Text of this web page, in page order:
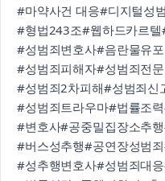
#마약사건 대응#디지털성
#형법243조#웹하드카르텔
#성범죄변호사#음란물유
#성범죄피해자#성범죄전
#성범죄2차피해#성범죄신
#성범죄트라우마#법률조력
#변호사#공중밀집장소추행
#버스성추행#공연장성범죄
#성추행변호사#성범죄대응